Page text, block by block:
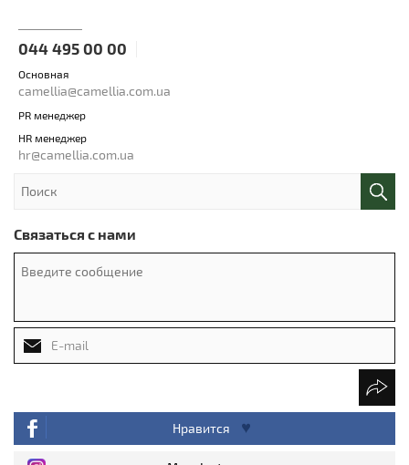
044 495 00 00
Основная
camellia@camellia.com.ua
PR менеджер
HR менеджер
hr@camellia.com.ua
Связаться с нами
Нравится